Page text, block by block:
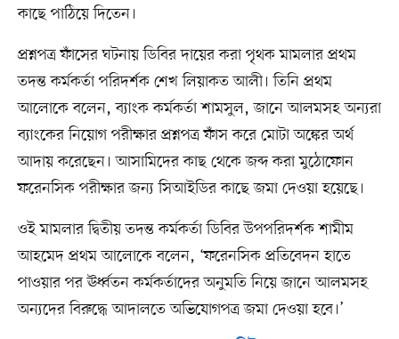
কাছে পাঠিয়ে দিতেন।
প্রশ্নপত্র ফাঁসের ঘটনায় ডিবির দায়ের করা পৃথক মামলার প্রথম
তদন্ত কর্মকর্তা পরিদর্শক শেখ লিয়াকত আলী। তিনি প্রথম
আলোকে বলেন, ব্যাংক কর্মকর্তা শামসুল, জানে আলমসহ অন্যরা
ব্যাংকের নিয়োগ পরীক্ষার প্রশ্নপত্র ফাঁস করে মোটা অঙ্কের অর্থ
আদায় করেছেন। আসামিদের কাছ থেকে জব্দ করা মুঠোফোন
ফরেনসিক পরীক্ষার জন্য সিআইডির কাছে জমা দেওয়া হয়েছে।
ওই মামলার দ্বিতীয় তদন্ত কর্মকর্তা ডিবির উপপরিদর্শক শামীম
আহমেদ প্রথম আলোকে বলেন, ‘ফরেনসিক প্রতিবেদন হাতে
পাওয়ার পর ঊর্ধ্বতন কর্মকর্তাদের অনুমতি নিয়ে জানে আলমসহ
অন্যদের বিরুদ্ধে আদালতে অভিযোগপত্র জমা দেওয়া হবে।’